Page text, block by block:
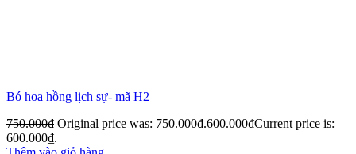
Bó hoa hồng lịch sự- mã H2
750.000₫ Original price was: 750.000₫.600.000₫Current price is:
600.000₫.